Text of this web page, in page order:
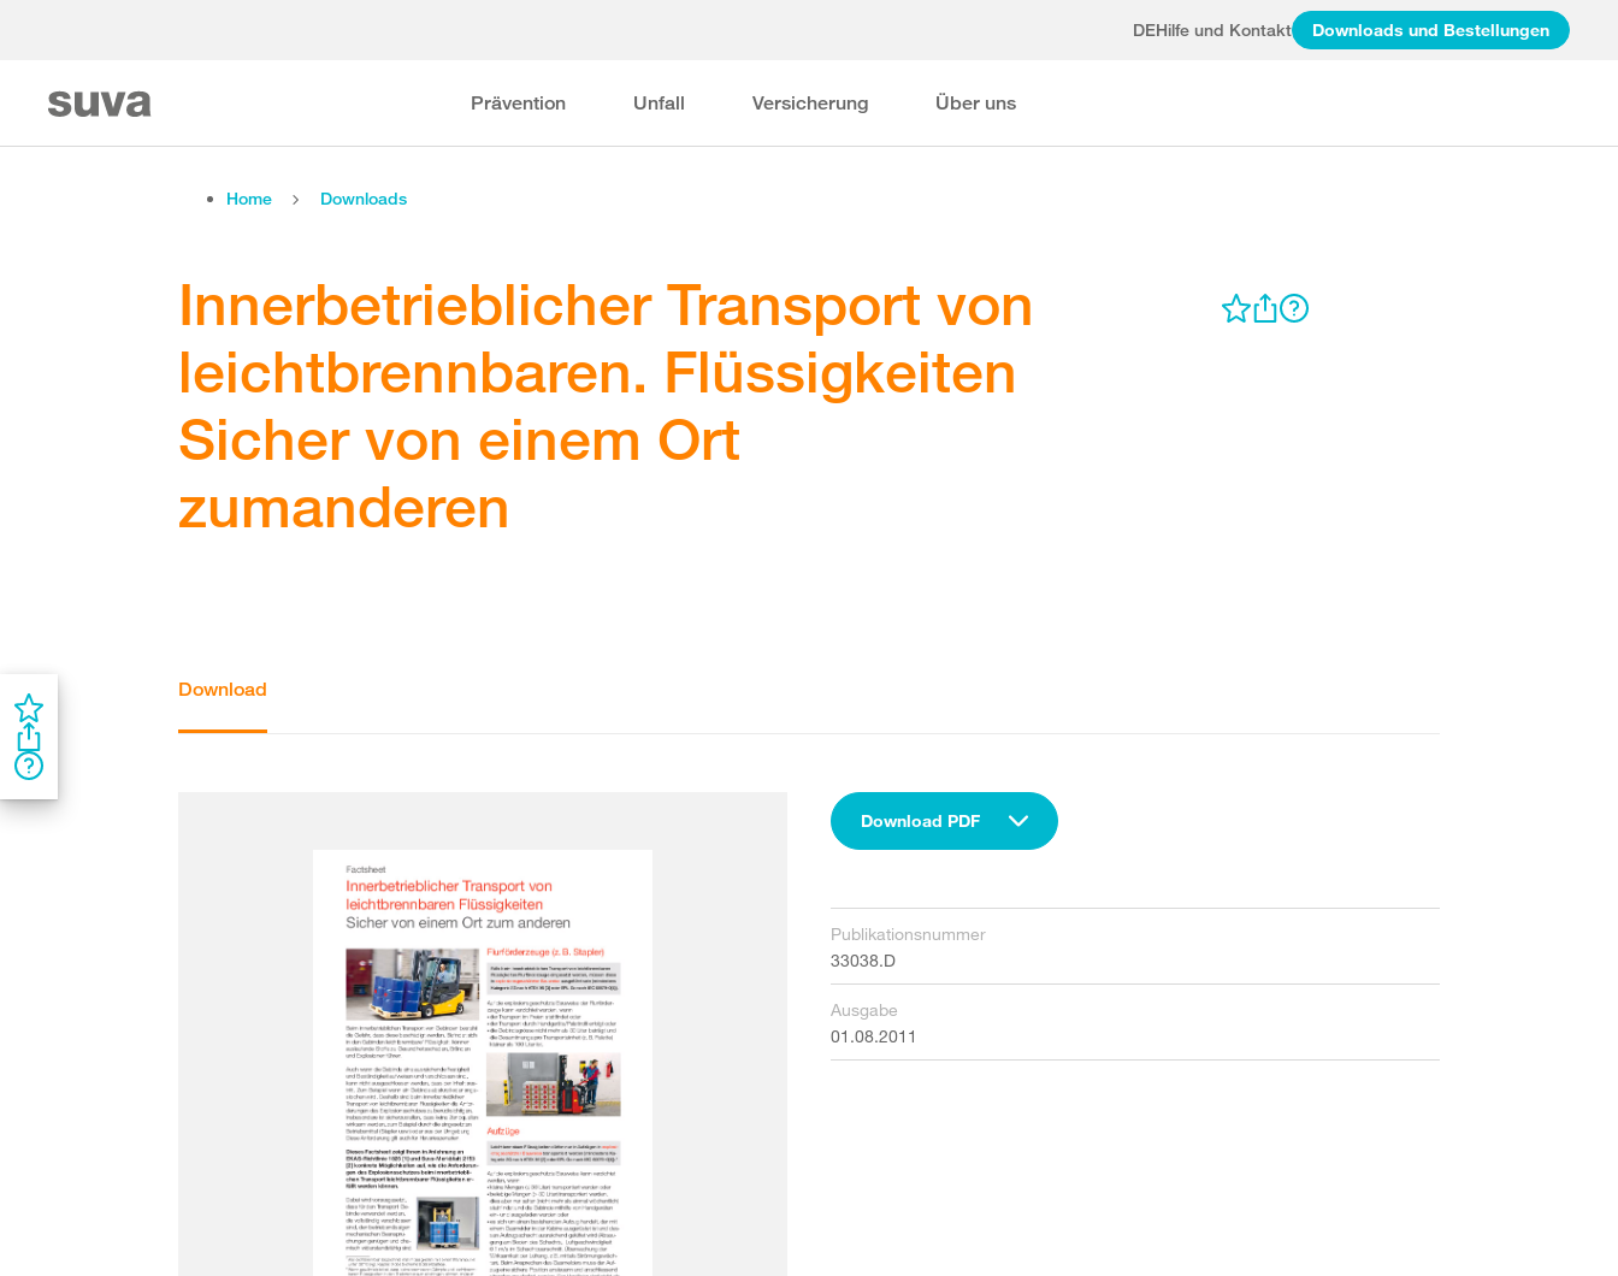
DEHilfe und Kontakt Downloads und Bestellungen
Prävention Unfall Versicherung Über uns
Home Downloads
Innerbetrieblicher Transport von
leichtbrennbaren. Flüssigkeiten
Sicher von einem Ort
zumanderen
Download
Download PDF
Publikationsnummer
33038.D
Ausgabe
01.08.2011